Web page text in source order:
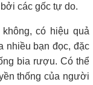
các gốc tự do.
có hiệu quả
nhiều bạn đọc, đặc
bia rượu. Có thể
thống của người